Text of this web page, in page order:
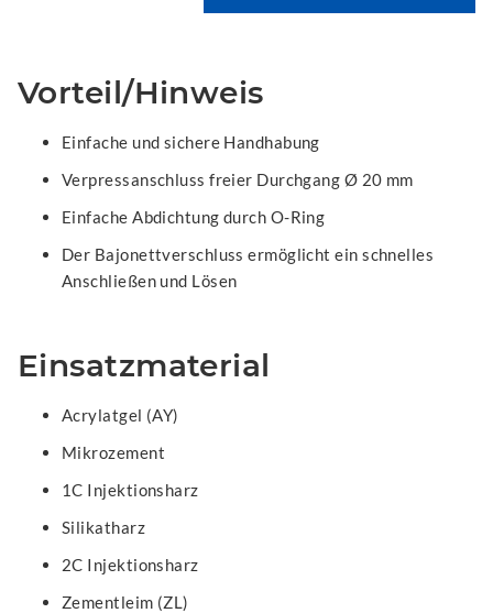
Vorteil/Hinweis
Einfache und sichere Handhabung
Verpressanschluss freier Durchgang Ø 20 mm
Einfache Abdichtung durch O-Ring
Der Bajonettverschluss ermöglicht ein schnelles
Anschließen und Lösen
Einsatzmaterial
Acrylatgel (AY)
Mikrozement
1C Injektionsharz
Silikatharz
2C Injektionsharz
Zementleim (ZL)